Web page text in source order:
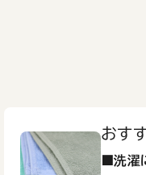
おす
■洗濯